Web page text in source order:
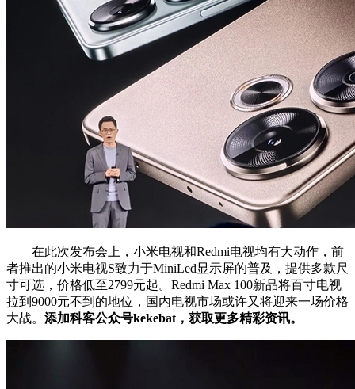
在此次发布会上，小米电视和Redmi电视均有大动作，前
者推出的小米电视S致力于MiniLed显示屏的普及，提供多款尺
寸可选，价格低至2799元起。Redmi Max 100新品将百寸电视
拉到9000元不到的地位，国内电视市场或许又将迎来一场价格
大战。 添加科客公众号kekebat，获取更多精彩资讯。